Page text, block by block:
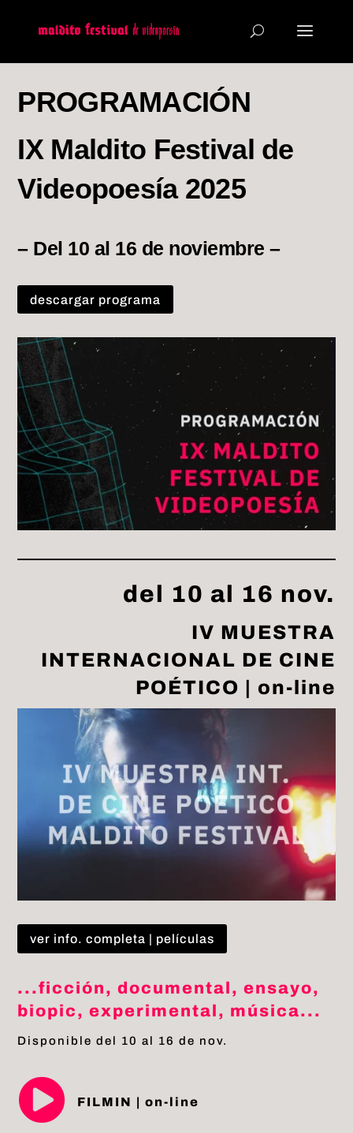
PROGRAMACIÓN
IX Maldito Festival de
Videopoesía 2025
– Del 10 al 16 de noviembre –
descargar programa
del 10 al 16 nov.
IV MUESTRA
INTERNACIONAL DE CINE
POÉTICO | on-line
ver info. completa | películas
...ficción, documental, ensayo,
biopic, experimental, música...
Disponible del 10 al 16 de nov.
 FILMIN | on-line